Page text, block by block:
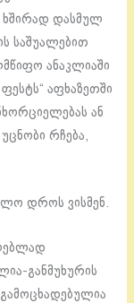
ხშირად დასმულ
საშუალებით
ანაკლიაში
აფხაზეთში
ან
რჩება,
დროს ვისმენ.
განმუხურის